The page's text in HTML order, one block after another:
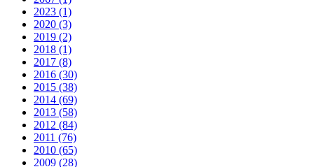
2023 (1)
2020 (3)
2019 (2)
2018 (1)
2017 (8)
2016 (30)
2015 (38)
2014 (69)
2013 (58)
2012 (84)
2011 (76)
2010 (65)
2009 (28)